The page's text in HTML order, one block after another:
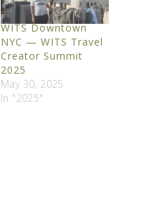
WITS Downtown
NYC — WITS Travel
Creator Summit
2025
May 30, 2025
In "2025"